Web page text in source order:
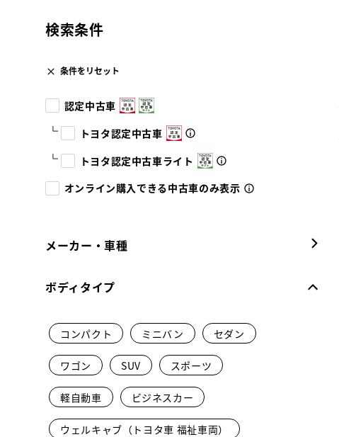
検索条件
条件をリセット
認定中古車
トヨタ認定中古車
トヨタ認定中古車ライト
オンライン購入できる中古車のみ表示
メーカー・車種
ボディタイプ
コンパクト ミニバン セダン
ワゴン SUV スポーツ
軽自動車 ビジネスカー
ウェルキャブ（トヨタ車 福祉車両）